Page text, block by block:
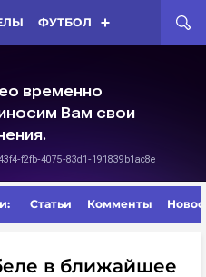
ФУТБОЛ
Статьи Комменты
в ближайшее